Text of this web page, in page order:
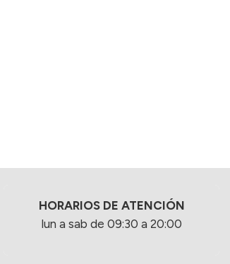
HORARIOS DE ATENCIÓN
lun a sab de 09:30 a 20:00